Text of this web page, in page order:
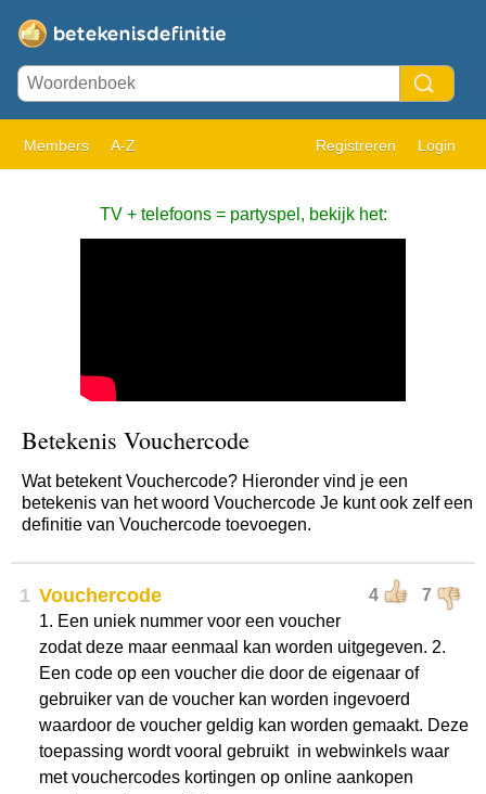
Members A-Z Registreren Login
TV + telefoons = partyspel, bekijk het:
Betekenis Vouchercode
Wat betekent Vouchercode? Hieronder vind je een
betekenis van het woord Vouchercode Je kunt ook zelf een
definitie van Vouchercode toevoegen.
1 4 7
Vouchercode
1. Een uniek nummer voor een voucher
zodat deze maar eenmaal kan worden uitgegeven. 2.
Een code op een voucher die door de eigenaar of
gebruiker van de voucher kan worden ingevoerd
waardoor de voucher geldig kan worden gemaakt. Deze
toepassing wordt vooral gebruikt in webwinkels waar
met vouchercodes kortingen op online aankopen